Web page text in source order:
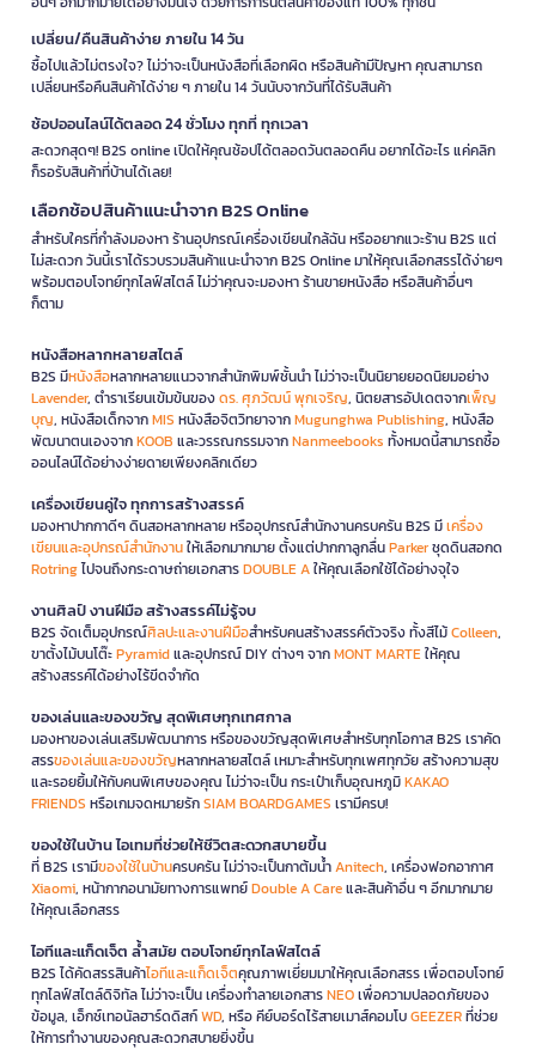
เปลี่ยน/คืนสินค้าง่าย ภายใน 14 วัน
ซื้อไปแล้วไม่ตรงใจ? ไม่ว่าจะเป็นหนังสือที่เลือกผิด หรือสินค้ามีปัญหา คุณสามารถ
เปลี่ยนหรือคืนสินค้าได้ง่าย ๆ ภายใน 14 วันนับจากวันที่ได้รับสินค้า
ช้อปออนไลน์ได้ตลอด 24 ชั่วโมง ทุกที่ ทุกเวลา
สะดวกสุดๆ! B2S online เปิดให้คุณช้อปได้ตลอดวันตลอดคืน อยากได้อะไร แค่คลิก
ก็รอรับสินค้าที่บ้านได้เลย!
เลือกช้อปสินค้าแนะนำจาก B2S Online
สำหรับใครที่กำลังมองหา ร้านอุปกรณ์เครื่องเขียนใกล้ฉัน หรืออยากแวะร้าน B2S แต่
ไม่สะดวก วันนี้เราได้รวบรวมสินค้าแนะนำจาก B2S Online มาให้คุณเลือกสรรได้ง่ายๆ
พร้อมตอบโจทย์ทุกไลฟ์สไตล์ ไม่ว่าคุณจะมองหา ร้านขายหนังสือ หรือสินค้าอื่นๆ
ก็ตาม
หนังสือหลากหลายสไตล์
B2S มีหนังสือหลากหลายแนวจากสำนักพิมพ์ชั้นนำ ไม่ว่าจะเป็นนิยายยอดนิยมอย่าง
Lavender, ตำราเรียนเข้มข้นของดร. ศุภวัฒน์ พุกเจริญ, นิตยสารอัปเดตจากเพ็ญ
บุญ, หนังสือเด็กจากMIS หนังสือจิตวิทยาจากMugunghwa Publishing, หนังสือ
พัฒนาตนเองจากKOOB และวรรณกรรมจากNanmeebooks ทั้งหมดนี้สามารถซื้อ
ออนไลน์ได้อย่างง่ายดายเพียงคลิกเดียว
เครื่องเขียนคู่ใจ ทุกการสร้างสรรค์
มองหาปากกาดีๆ ดินสอหลากหลาย หรืออุปกรณ์สำนักงานครบครัน B2S มีเครื่อง
เขียนและอุปกรณ์สำนักงานให้เลือกมากมาย ตั้งแต่ปากกาลูกลื่นParkerชุดดินสอกด
Rotringไปจนถึงกระดาษถ่ายเอกสารDOUBLE Aให้คุณเลือกใช้ได้อย่างจุใจ
งานศิลป์ งานฝีมือ สร้างสรรค์ไม่รู้จบ
B2S จัดเต็มอุปกรณ์ศิลปะและงานฝีมือสำหรับคนสร้างสรรค์ตัวจริง ทั้งสีไม้Colleen,
ขาตั้งไม้บนโต๊ะPyramidและอุปกรณ์ DIY ต่างๆ จากMONT MARTEให้คุณ
สร้างสรรค์ได้อย่างไร้ขีดจำกัด
ของเล่นและของขวัญ สุดพิเศษทุกเทศกาล
มองหาของเล่นเสริมพัฒนาการ หรือของขวัญสุดพิเศษสำหรับทุกโอกาส B2S เราคัด
สรรของเล่นและของขวัญหลากหลายสไตล์ เหมาะสำหรับทุกเพศทุกวัย สร้างความสุข
และรอยยิ้มให้กับคนพิเศษของคุณ ไม่ว่าจะเป็น กระเป๋าเก็บอุณหภูมิKAKAO
FRIENDS หรือเกมจดหมายรักSIAM BOARDGAMES เรามีครบ!
ของใช้ในบ้าน ไอเทมที่ช่วยให้ชีวิตสะดวกสบายขึ้น
ที่ B2S เรามีของใช้ในบ้านครบครัน ไม่ว่าจะเป็นกาต้มน้ำAnitech, เครื่องฟอกอากาศ
Xiaomi, หน้ากากอนามัยทางการแพทย์Double A Careและสินค้าอื่น ๆ อีกมากมาย
ให้คุณเลือกสรร
ไอทีและแก็ดเจ็ต ล้ำสมัย ตอบโจทย์ทุกไลฟ์สไตล์
B2S ได้คัดสรรสินค้าไอทีและแก็ดเจ็ตคุณภาพเยี่ยมมาให้คุณเลือกสรร เพื่อตอบโจทย์
ทุกไลฟ์สไตล์ดิจิทัล ไม่ว่าจะเป็น เครื่องทำลายเอกสารNEOเพื่อความปลอดภัยของ
ข้อมูล, เอ็กซ์เทอนัลฮาร์ดดิสก์WD, หรือ คีย์บอร์ดไร้สายเมาส์คอมโบGEEZERที่ช่วย
ให้การทำงานของคุณสะดวกสบายยิ่งขึ้น